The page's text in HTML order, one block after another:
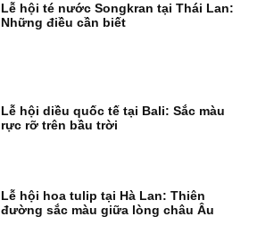
Lễ hội té nước Songkran tại Thái Lan:
Những điều cần biết
Lễ hội diều quốc tế tại Bali: Sắc màu
rực rỡ trên bầu trời
Lễ hội hoa tulip tại Hà Lan: Thiên
đường sắc màu giữa lòng châu Âu